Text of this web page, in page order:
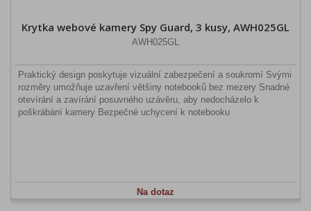
Krytka webové kamery Spy Guard, 3 kusy, AWH025GL
AWH025GL
Praktický design poskytuje vizuální zabezpečení a soukromí Svými
rozměry umožňuje uzavření většiny notebooků bez mezery Snadné
otevírání a zavírání posuvného uzávěru, aby nedocházelo k
poškrábání kamery Bezpečné uchycení k notebooku
Na dotaz